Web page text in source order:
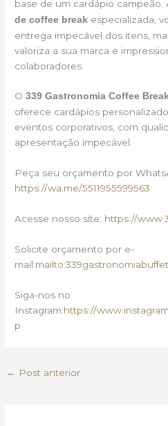
base de um cardápio
de coffee break especializada,
entrega impecável dos itens,
valoriza a sua marca e
colaboradores.
O339 Gastronomia Coffee
oferece cardápios
eventos corporativos, com
apresentação impecável.
Peça seu orçamento por
https://wa.me/5511955599563
Acesse nosso site: https://
Solicite orçamento por e-
mail:
Siga-nos no
Instagram:https://
p
← Post anterior